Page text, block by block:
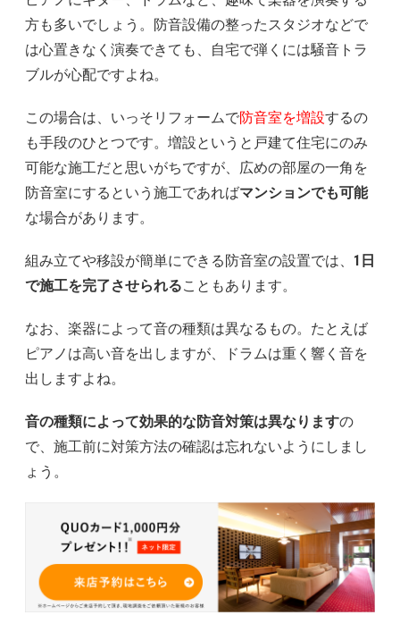
方も多いでしょう。防音設備の整ったスタジオなどで
は心置きなく演奏できても、自宅で弾くには騒音トラ
ブルが心配ですよね。
この場合は、いっそリフォームで防音室を増設するの
も手段のひとつです。増設というと戸建て住宅にのみ
可能な施工だと思いがちですが、広めの部屋の一角を
防音室にするという施工であればマンションでも可能
な場合があります。
組み立てや移設が簡単にできる防音室の設置では、 1日
で施工を完了させられることもあります。
なお、楽器によって音の種類は異なるもの。たとえば
ピアノは高い音を出しますが、ドラムは重く響く音を
出しますよね。
音の種類によって効果的な防音対策は異なりますの
で、施工前に対策方法の確認は忘れないようにしまし
ょう。